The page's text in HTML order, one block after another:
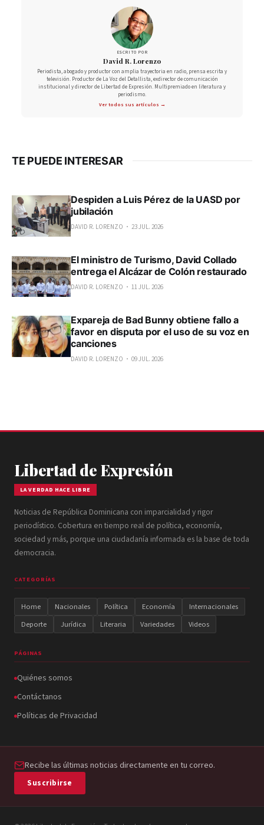
ESCRITO POR
David R. Lorenzo
Periodista, abogado y productor con amplia trayectoria en radio, prensa escrita y
televisión. Productor de La Voz del Detallista, exdirector de comunicación
institucional y director de Libertad de Expresión. Multipremiado en literatura y
periodismo.
Ver todos sus artículos →
TE PUEDE INTERESAR
Despiden a Luis Pérez de la UASD por
jubilación
DAVID R. LORENZO 23 JUL. 2026
El ministro de Turismo, David Collado
entrega el Alcázar de Colón restaurado
DAVID R. LORENZO 11 JUL. 2026
Expareja de Bad Bunny obtiene fallo a
favor en disputa por el uso de su voz en
canciones
DAVID R. LORENZO 09 JUL. 2026
Libertad de Expresión
LA VERDAD HACE LIBRE
Noticias de República Dominicana con imparcialidad y rigor
periodístico. Cobertura en tiempo real de política, economía,
sociedad y más, porque una ciudadanía informada es la base de toda
democracia.
CATEGORÍAS
Home Nacionales Política Economía
Internacionales
Deporte
Jurídica Literaria Variedades Videos
PÁGINAS
Quiénes somos
Contáctanos
Políticas de Privacidad
Recibe las últimas noticias directamente en tu correo.
Suscribirse